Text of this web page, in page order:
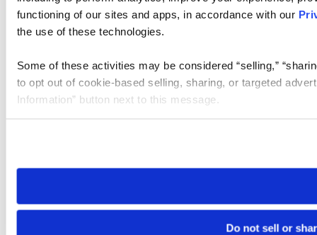
functioning of our sites and apps, in accordance with our
the use of these technologies.
Some of these activities may be considered “selling,”
to opt out of cookie-based selling, sharing, or targeted
Information” button next to this message.
need to be set again.
Do not sell or